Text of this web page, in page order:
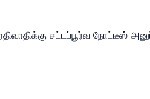
சட்டப்பூர்வ